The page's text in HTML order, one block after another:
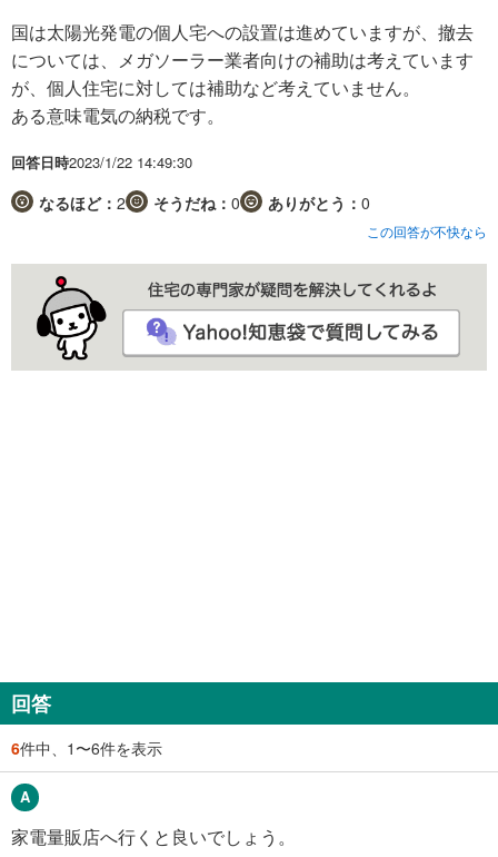
国は太陽光発電の個人宅への設置は進めていますが、撤去
については、メガソーラー業者向けの補助は考えています
が、個人住宅に対しては補助など考えていません。
ある意味電気の納税です。
回答日時2023/1/22 14:49:30
なるほど： 2 そうだね： 0 ありがとう： 0
この回答が不快なら
回答
6件中、1〜6件を表示
家電量販店へ行くと良いでしょう。